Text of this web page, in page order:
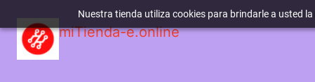
Nuestra tienda utiliza cookies para brindarle a usted
miTienda-e.online